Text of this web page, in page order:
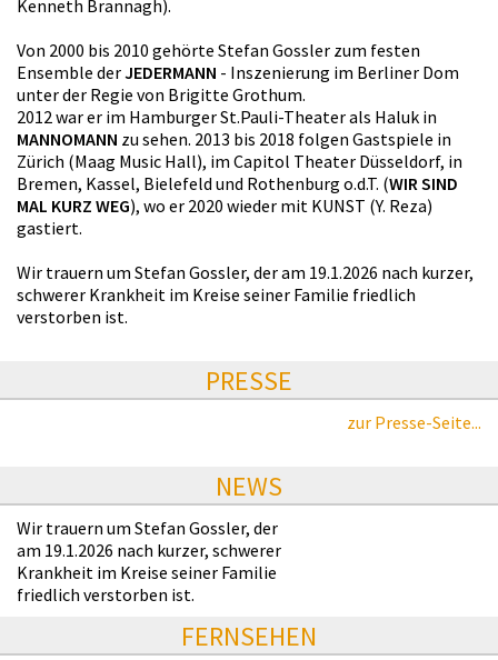
Kenneth Brannagh).
Von 2000 bis 2010 gehörte Stefan Gossler zum festen
Ensemble derJEDERMANN - Inszenierung im Berliner Dom
unter der Regie von Brigitte Grothum.
2012 war er im Hamburger St.Pauli-Theater als Haluk in
MANNOMANN zu sehen. 2013 bis 2018 folgen Gastspiele in
Zürich (Maag Music Hall), im Capitol Theater Düsseldorf, in
Bremen, Kassel, Bielefeld und Rothenburg o.d.T. (WIR SIND
MAL KURZ WEG), wo er 2020 wieder mit KUNST (Y. Reza)
gastiert.
Wir trauern um Stefan Gossler, der am 19.1.2026 nach kurzer,
schwerer Krankheit im Kreise seiner Familie friedlich
verstorben ist.
PRESSE
zur Presse-Seite...
NEWS
Wir trauern um Stefan Gossler, der
am 19.1.2026 nach kurzer, schwerer
Krankheit im Kreise seiner Familie
friedlich verstorben ist.
FERNSEHEN